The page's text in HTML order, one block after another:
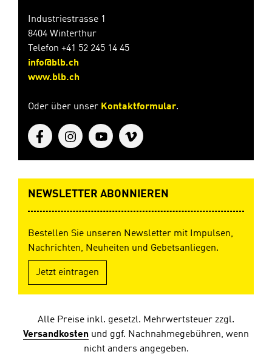
Industriestrasse 1
8404 Winterthur
Telefon +41 52 245 14 45
info@blb.ch
www.blb.ch
Oder über unser Kontaktformular.
NEWSLETTER ABONNIEREN
Bestellen Sie unseren Newsletter mit Impulsen,
Nachrichten, Neuheiten und Gebetsanliegen.
Jetzt eintragen
Alle Preise inkl. gesetzl. Mehrwertsteuer zzgl.
Versandkosten und ggf. Nachnahmegebühren, wenn
nicht anders angegeben.